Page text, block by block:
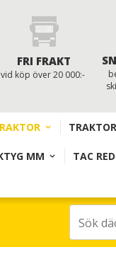
FRI FRAKT
vid köp över 20 000:-
MM TAC